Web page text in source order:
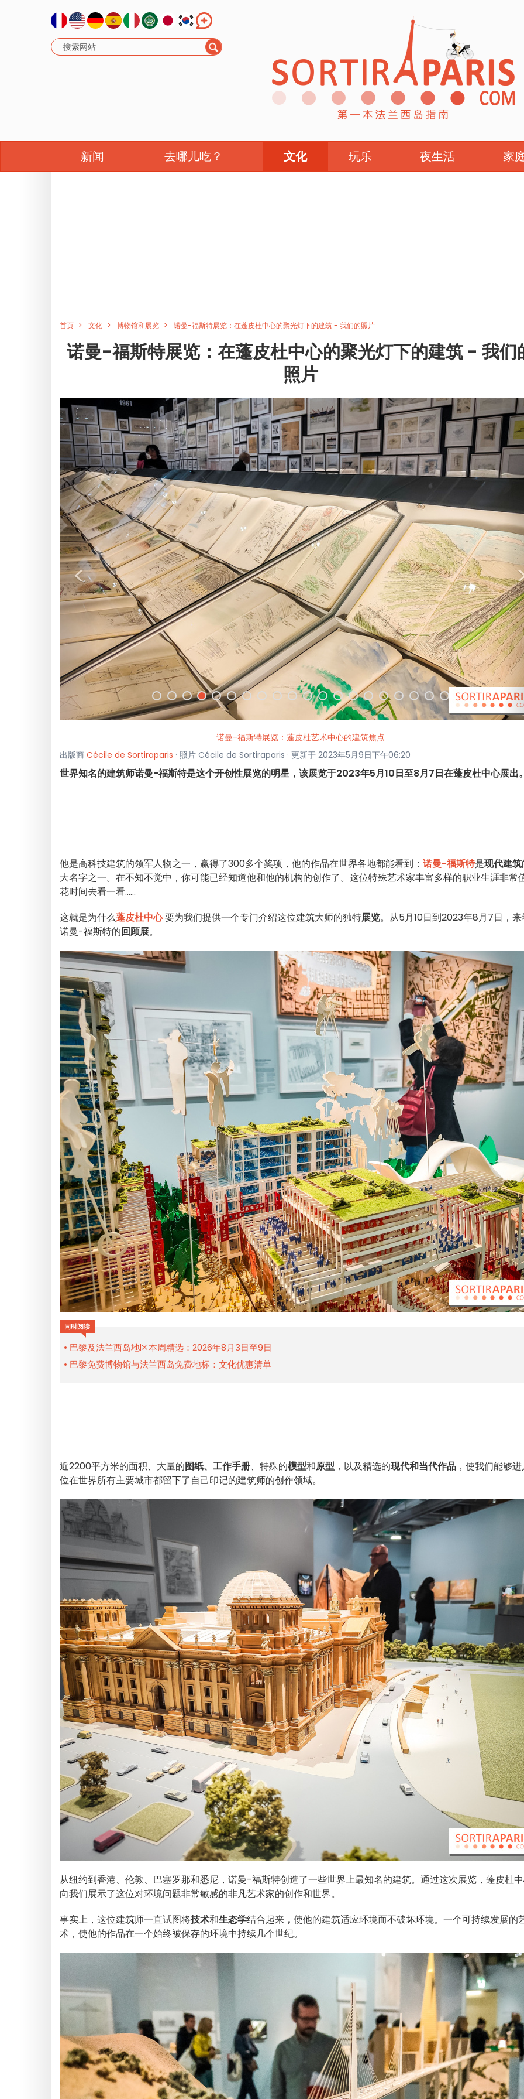
新闻 去哪儿吃？ 文化 玩乐 夜生活 家
首页 文化 博物馆和展览 诺曼-福斯特展览：在蓬皮杜中心的聚光灯下的建筑 - 我们的照片
诺曼-福斯特展览：在蓬皮杜中心的聚光灯下的建筑 - 我们
照片
<
诺曼-福斯特展览：蓬皮杜艺术中心的建筑焦点
出版商 Cécile de Sortiraparis · 照片 Cécile de Sortiraparis · 更新于 2023年5月9日下午06:20
世界知名的建筑师诺曼-福斯特是这个开创性展览的明星，该展览于2023年5月10日至8月7日在蓬皮杜中心展出
他是高科技建筑的领军人物之一，赢得了300多个奖项，他的作品在世界各地都能看到： 诺曼-福斯特是现代建筑
大名字之一。在不知不觉中，你可能已经知道他和他的机构的创作了。这位特殊艺术家丰富多样的职业生涯非常
花时间去看一看......
这就是为什么蓬皮杜中心要为我们提供一个专门介绍这位建筑大师的独特展览。从5月10日到2023年8月7日，
诺曼-福斯特的回顾展。
同时阅读
巴黎及法兰西岛地区本周精选：2026年8月3日至9日
巴黎免费博物馆与法兰西岛免费地标：文化优惠清单
近2200平方米的面积、大量的图纸、工作手册、特殊的模型和原型 ，以及精选的现代和当代作品 ，使我们能够
位在世界所有主要城市都留下了自己印记的建筑师的创作领域。
从纽约到香港、伦敦、巴塞罗那和悉尼，诺曼-福斯特创造了一些世界上最知名的建筑。通过这次展览，蓬皮杜
向我们展示了这位对环境问题非常敏感的非凡艺术家的创作和世界。
事实上，这位建筑师一直试图将技术和生态学结合起来 ， 使他的建筑适应环境而不破坏环境。一个可持续发展的
术，使他的作品在一个始终被保存的环境中持续几个世纪。